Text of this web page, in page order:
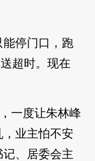
能停门口，跑
超时。现在
一度让朱林峰
，业主怕不安
记、居委会主